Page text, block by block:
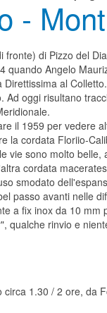
-
di Pizzo del
Angelo
al
oggi risultano
il 1959 per vedere
la cordata Floriio-
vie sono molto
cordata
smodato
passo avanti nelle
a fix inox da 10
rinvio e
1.30 / 2 ore, da